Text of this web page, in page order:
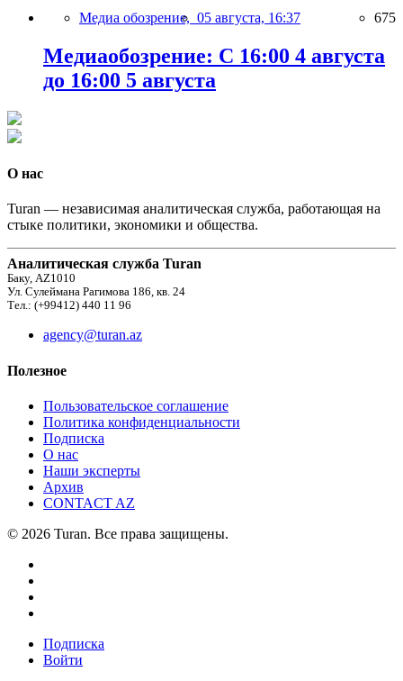
Медиа обозрение, 05 августа, 16:37 675
Медиаобозрение: С 16:00 4 августа
до 16:00 5 августа
О нас
Turan — независимая аналитическая служба, работающая на
стыке политики, экономики и общества.
Аналитическая служба Turan
Баку, AZ1010
Ул. Сулеймана Рагимова 186, кв. 24
Тел.: (+99412) 440 11 96
agency@turan.az
Полезное
Пользовательское соглашение
Политика конфиденциальности
Подписка
О нас
Наши эксперты
Архив
CONTACT AZ
© 2026 Turan. Все права защищены.
Подписка
Войти